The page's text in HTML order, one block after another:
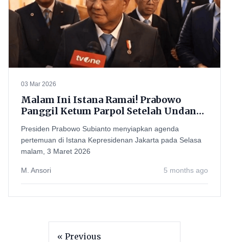
03 Mar 2026
Malam Ini Istana Ramai! Prabowo
Panggil Ketum Parpol Setelah Undang
Presiden Prabowo Subianto menyiapkan agenda
pertemuan di Istana Kepresidenan Jakarta pada Selasa
malam, 3 Maret 2026
M. Ansori 5 months ago
« Previous